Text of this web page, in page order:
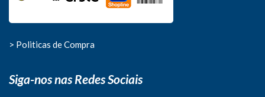
> Politicas de Compra
Siga-nos nas Redes Sociais